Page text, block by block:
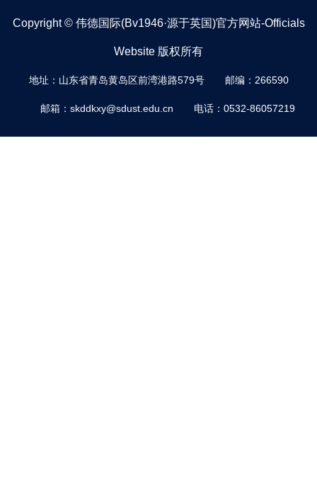
Copyright © 伟德国际(bv1946·源于英国)官方网站-Officials
Website 版权所有
地址：山东省青岛黄岛区前湾港路579号 邮编：266590
邮箱：skddkxy@sdust.edu.cn 电话：0532-86057219